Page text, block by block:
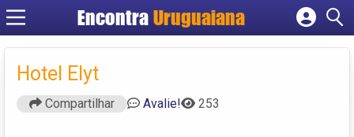
Encontra Uruguaiana
Cadastrar empresa
Hotel Elyt
Compartilhar Avalie! 253